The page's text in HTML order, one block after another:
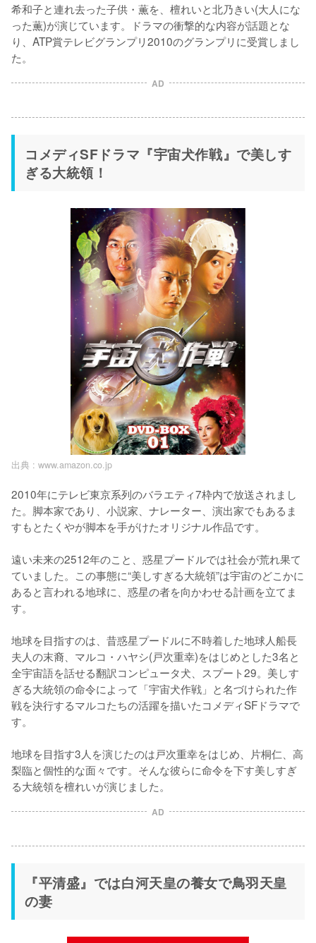
希和子と連れ去った子供・薫を、檀れいと北乃きい(大人にな
った薫)が演じています。ドラマの衝撃的な内容が話題とな
り、ATP賞テレビグランプリ2010のグランプリに受賞しまし
た。
AD
コメディSFドラマ『宇宙犬作戦』で美しす
ぎる大統領！
出典 : www.amazon.co.jp
2010年にテレビ東京系列のバラエティ7枠内で放送されまし
た。脚本家であり、小説家、ナレーター、演出家でもあるま
すもとたくやが脚本を手がけたオリジナル作品です。
遠い未来の2512年のこと、惑星プードルでは社会が荒れ果て
ていました。この事態に“美しすぎる大統領”は宇宙のどこかに
あると言われる地球に、惑星の者を向かわせる計画を立てま
す。
地球を目指すのは、昔惑星プードルに不時着した地球人船長
夫人の末裔、マルコ・ハヤシ(戸次重幸)をはじめとした3名と
全宇宙語を話せる翻訳コンピュータ犬、スプート29。美しす
ぎる大統領の命令によって「宇宙犬作戦」と名づけられた作
戦を決行するマルコたちの活躍を描いたコメディSFドラマで
す。
地球を目指す3人を演じたのは戸次重幸をはじめ、片桐仁、高
梨臨と個性的な面々です。そんな彼らに命令を下す美しすぎ
る大統領を檀れいが演じました。
AD
『平清盛』では白河天皇の養女で鳥羽天皇
の妻